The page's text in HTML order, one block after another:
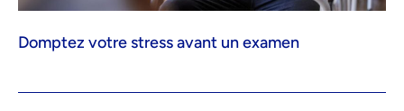
Domptez votre stress avant un examen